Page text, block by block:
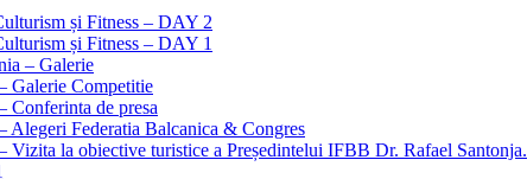
și Fitness – DAY 2
și Fitness – DAY 1
– Galerie
Galerie Competitie
Conferinta de presa
Alegeri Federatia Balcanica & Congres
Vizita la obiective turistice a Președintelui IFBB Dr. Rafael Santonja.